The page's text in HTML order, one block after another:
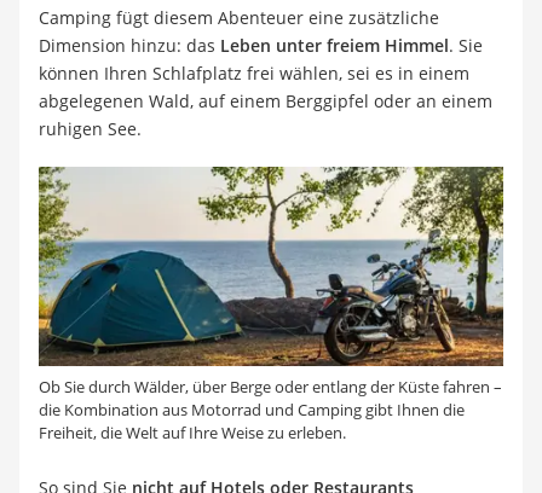
Camping fügt diesem Abenteuer eine zusätzliche
Dimension hinzu: das Leben unter freiem Himmel. Sie
können Ihren Schlafplatz frei wählen, sei es in einem
abgelegenen Wald, auf einem Berggipfel oder an einem
ruhigen See.
Ob Sie durch Wälder, über Berge oder entlang der Küste fahren –
die Kombination aus Motorrad und Camping gibt Ihnen die
Freiheit, die Welt auf Ihre Weise zu erleben.
So sind Sie nicht auf Hotels oder Restaurants